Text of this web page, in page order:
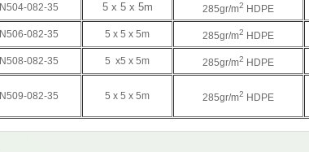
N504-082-35 5 x 5 x 5m 285gr/m2 HDPE
N506-082-35 5 x 5 x 5m 285gr/m2 HDPE
N508-082-35 5 x5 x 5m 285gr/m2 HDPE
N509-082-35 5 x 5 x 5m 285gr/m2 HDPE